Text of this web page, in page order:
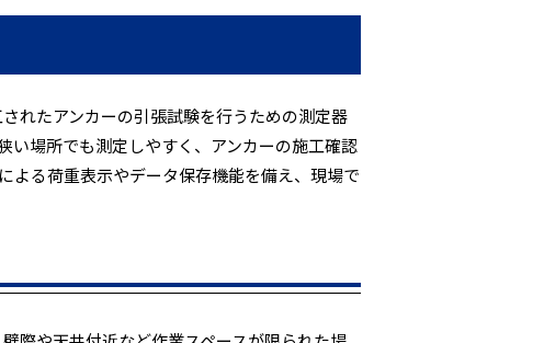
れたアンカーの引張試験を行うための測定器
い場所でも測定しやすく、アンカーの施工確認
よる荷重表示やデータ保存機能を備え、現場で